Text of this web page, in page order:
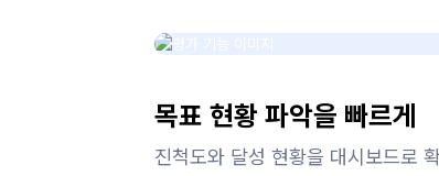
목표 현황 파악을 빠르게
진척도와 달성 현황을 대시보드로